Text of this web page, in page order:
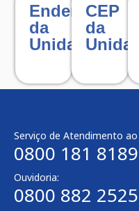
Endereço
da
Unidade
CEP
da
Serviço de Atendimento ao
0800 181 8189
Ouvidoria:
0800 882 2525